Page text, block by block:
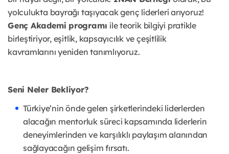
yolculukta bayrağı taşıyacak genç liderleri arıyoruz!
Genç Akademi programı ile teorik bilgiyi pratikle
birleştiriyor, eşitlik, kapsayıcılık ve çeşitlilik
kavramlarınıyeniden tanımlıyoruz.
Seni Neler Bekliyor?
Türkiye’nin önde gelen şirketlerindeki liderlerden
alacağın mentorluk süreci kapsamında liderlerin
deneyimlerinden ve karşılıklı paylaşım alanından
sağlayacağın gelişim fırsatı.